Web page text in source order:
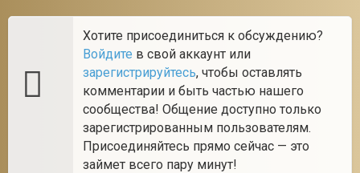
Хотите присоединиться к обсуждению?
Войдите в свой аккаунт или
зарегистрируйтесь, чтобы оставлять
комментарии и быть частью нашего
сообщества! Общение доступно только
зарегистрированным пользователям.
Присоединяйтесь прямо сейчас — это
займет всего пару минут!